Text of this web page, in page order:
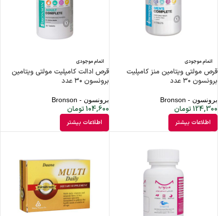
اتمام موجودی
قرص مولتی ویتامین منز کامپلیت
برونسون ۳۰ عدد
برونسون - Bronson
124,300تومان
اطلاعات بیشتر
اتمام موجودی
قرص ادالت کامپلیت مولتی ویتامین
برونسون ۳۰ عدد
برونسون - Bronson
104,600تومان
اطلاعات بیشتر